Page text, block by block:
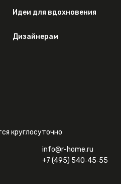
круглосуточно
info@r-home.ru
+7 (495) 540‑45‑55
Идеи для вдохновения
Дизайнерам